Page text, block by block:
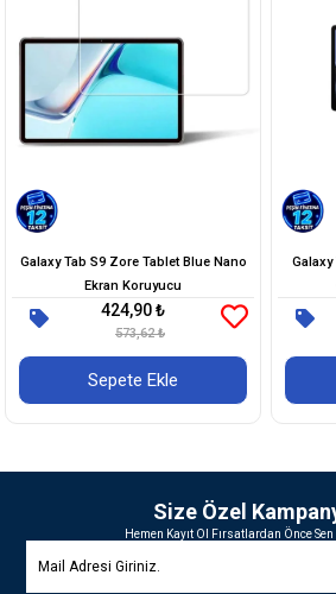
Galaxy Tab S9 Zore Tablet Blue Nano
Ekran Koruyucu
424,90 ₺
573,62 ₺
Sepete Ekle
Size Özel
Hemen Kayıt Ol Fırsatlardan Önce